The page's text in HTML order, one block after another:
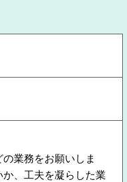
業務をお願いしま
、工夫を凝らした業